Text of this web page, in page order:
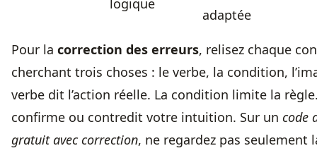
logique
adaptée
Pour la correction des erreurs, relisez chaque
cherchant trois choses : le verbe, la condition,
verbe dit l’action réelle. La condition limite la règle.
confirme ou contredit votre intuition. Sur un code
gratuit avec correction, ne regardez pas seulement